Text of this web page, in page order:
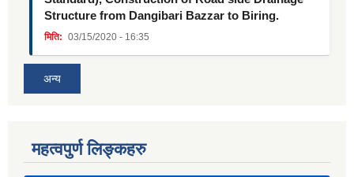
Structure from Dangibari Bazzar to Biring.
मिति: 03/15/2020 - 16:35
अन्य
महत्वपुर्ण लिङ्कहरु